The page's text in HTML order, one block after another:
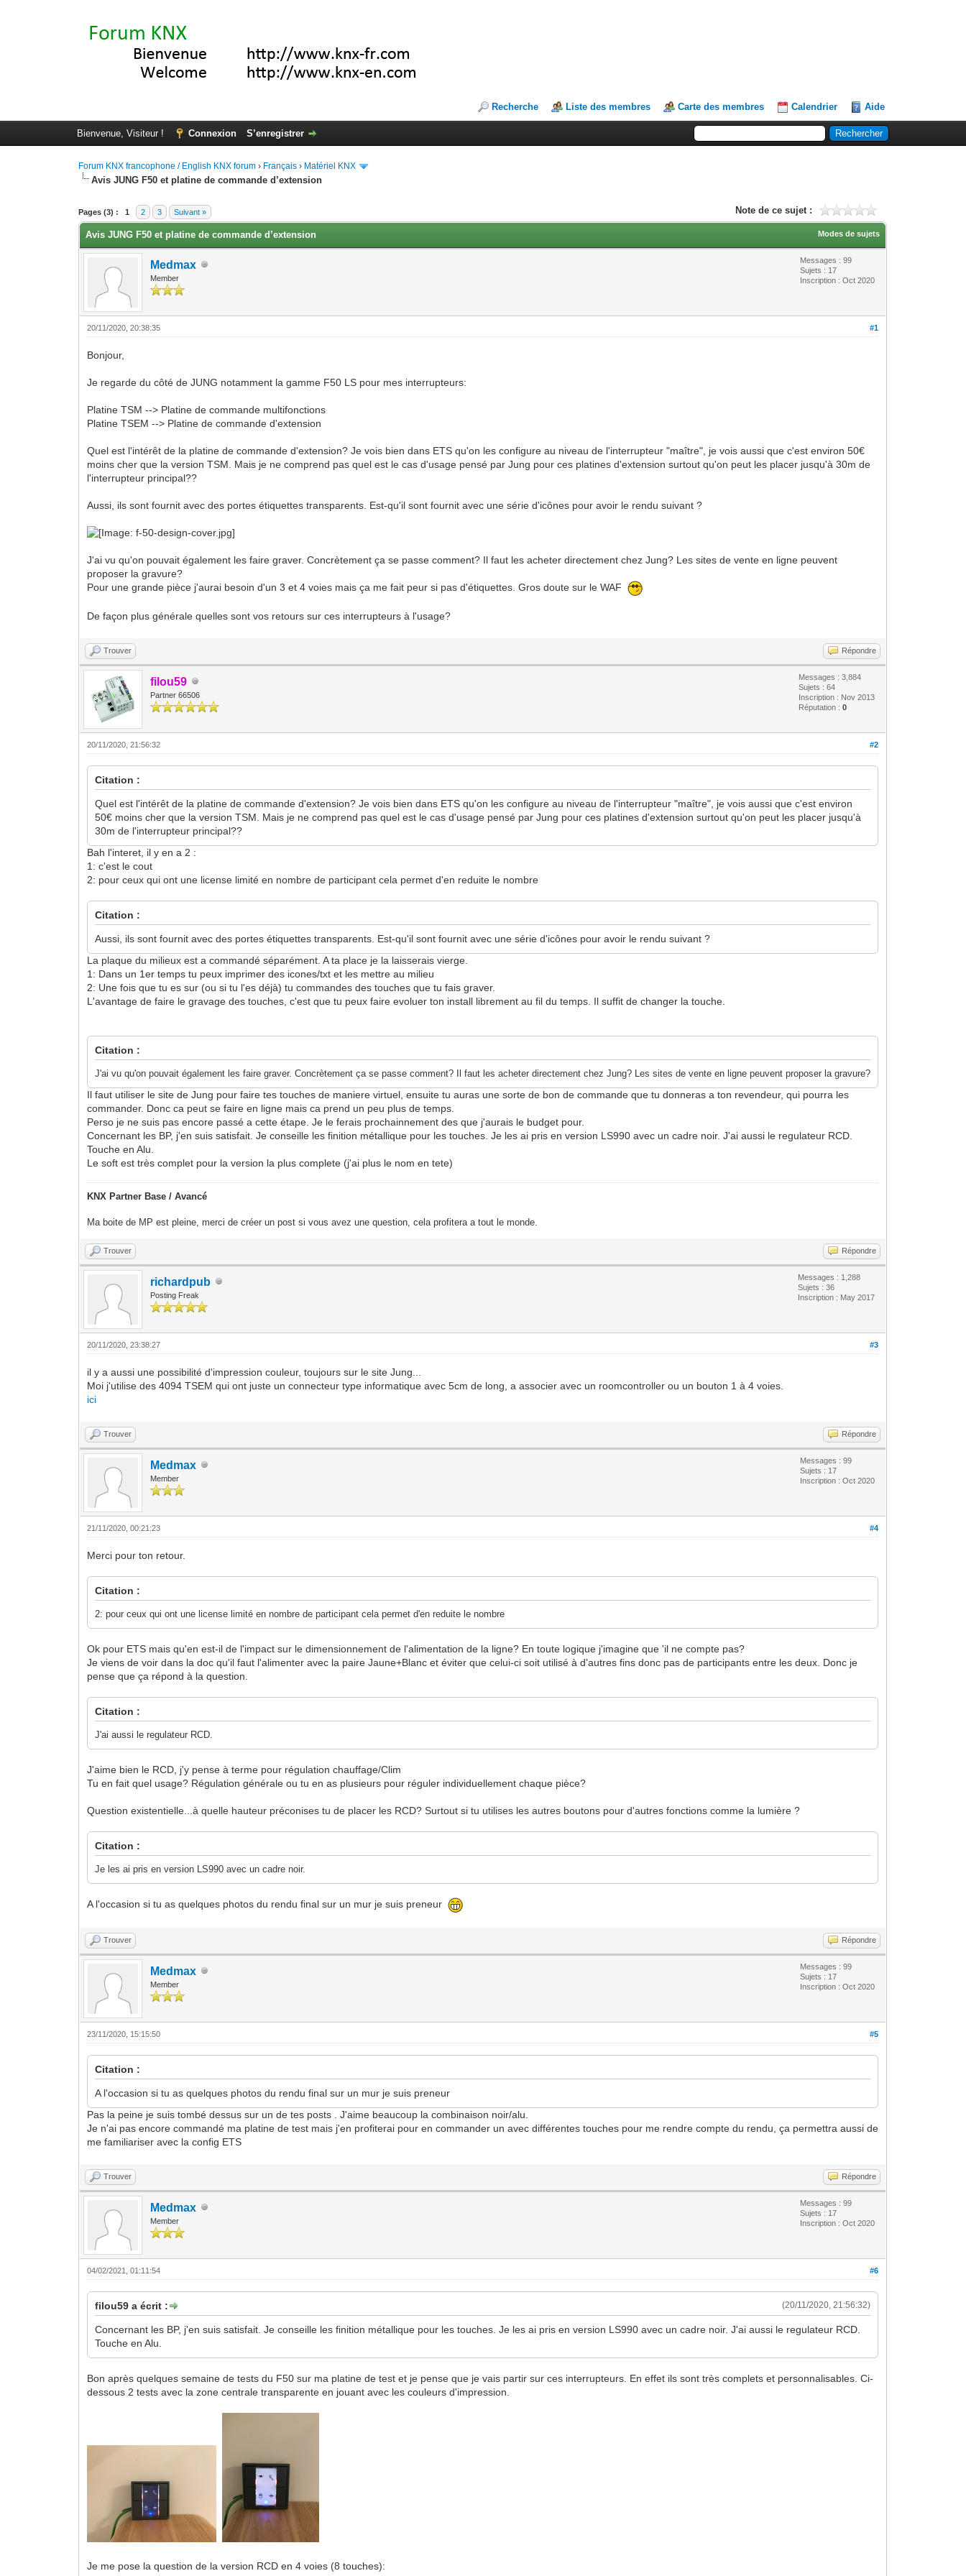
Recherche Liste des membres Carte des membres Calendrier Aide
Bienvenue, Visiteur ! Connexion S’enregistrer
Forum KNX francophone / English KNX forum › Français › Matériel KNX
Avis JUNG F50 et platine de commande d’extension
Pages (3) : 1 2 3 Suivant » Note de ce sujet :
Moyenne : 0 (0 vote(s))
1
2
3
4
5
Modes de sujets
Avis JUNG F50 et platine de commande d’extension
Medmax
Member
Messages : 99
Sujets : 17
Inscription : Oct 2020
#1
20/11/2020, 20:38:35
Bonjour,
Je regarde du côté de JUNG notamment la gamme F50 LS pour mes interrupteurs:
Platine TSM --> Platine de commande multifonctions
Platine TSEM --> Platine de commande d'extension
Quel est l'intérêt de la platine de commande d'extension? Je vois bien dans ETS qu'on les configure au niveau de l'interrupteur "maître", je vois aussi que c'est environ 50€
moins cher que la version TSM. Mais je ne comprend pas quel est le cas d'usage pensé par Jung pour ces platines d'extension surtout qu'on peut les placer jusqu'à 30m de
l'interrupteur principal??
Aussi, ils sont fournit avec des portes étiquettes transparents. Est-qu'il sont fournit avec une série d'icônes pour avoir le rendu suivant ?
J'ai vu qu'on pouvait également les faire graver. Concrètement ça se passe comment? Il faut les acheter directement chez Jung? Les sites de vente en ligne peuvent
proposer la gravure?
Pour une grande pièce j'aurai besoin d'un 3 et 4 voies mais ça me fait peur si pas d'étiquettes. Gros doute sur le WAF
De façon plus générale quelles sont vos retours sur ces interrupteurs à l'usage?
Trouver Répondre
filou59
Partner 66506
Messages : 3,884
Sujets : 64
Inscription : Nov 2013
Réputation :0
#2
20/11/2020, 21:56:32
Citation :
Quel est l'intérêt de la platine de commande d'extension? Je vois bien dans ETS qu'on les configure au niveau de l'interrupteur "maître", je vois aussi que c'est environ
50€ moins cher que la version TSM. Mais je ne comprend pas quel est le cas d'usage pensé par Jung pour ces platines d'extension surtout qu'on peut les placer jusqu'à
30m de l'interrupteur principal??
Bah l'interet, il y en a 2 :
1: c'est le cout
2: pour ceux qui ont une license limité en nombre de participant cela permet d'en reduite le nombre
Citation :
Aussi, ils sont fournit avec des portes étiquettes transparents. Est-qu'il sont fournit avec une série d'icônes pour avoir le rendu suivant ?
La plaque du milieux est a commandé séparément. A ta place je la laisserais vierge.
1: Dans un 1er temps tu peux imprimer des icones/txt et les mettre au milieu
2: Une fois que tu es sur (ou si tu l'es déjà) tu commandes des touches que tu fais graver.
L'avantage de faire le gravage des touches, c'est que tu peux faire evoluer ton install librement au fil du temps. Il suffit de changer la touche.
Citation :
J'ai vu qu'on pouvait également les faire graver. Concrètement ça se passe comment? Il faut les acheter directement chez Jung? Les sites de vente en ligne peuvent proposer la gravure?
Il faut utiliser le site de Jung pour faire tes touches de maniere virtuel, ensuite tu auras une sorte de bon de commande que tu donneras a ton revendeur, qui pourra les
commander. Donc ca peut se faire en ligne mais ca prend un peu plus de temps.
Perso je ne suis pas encore passé a cette étape. Je le ferais prochainnement des que j'aurais le budget pour.
Concernant les BP, j'en suis satisfait. Je conseille les finition métallique pour les touches. Je les ai pris en version LS990 avec un cadre noir. J'ai aussi le regulateur RCD.
Touche en Alu.
Le soft est très complet pour la version la plus complete (j'ai plus le nom en tete)
KNX Partner Base / Avancé
Ma boite de MP est pleine, merci de créer un post si vous avez une question, cela profitera a tout le monde.
Trouver Répondre
richardpub
Posting Freak
Messages : 1,288
Sujets : 36
Inscription : May 2017
#3
20/11/2020, 23:38:27
il y a aussi une possibilité d'impression couleur, toujours sur le site Jung...
Moi j'utilise des 4094 TSEM qui ont juste un connecteur type informatique avec 5cm de long, a associer avec un roomcontroller ou un bouton 1 à 4 voies.
ici
Trouver Répondre
Medmax
Member
Messages : 99
Sujets : 17
Inscription : Oct 2020
#4
21/11/2020, 00:21:23
Merci pour ton retour.
Citation :
2: pour ceux qui ont une license limité en nombre de participant cela permet d'en reduite le nombre
Ok pour ETS mais qu'en est-il de l'impact sur le dimensionnement de l'alimentation de la ligne? En toute logique j'imagine que 'il ne compte pas?
Je viens de voir dans la doc qu'il faut l'alimenter avec la paire Jaune+Blanc et éviter que celui-ci soit utilisé à d'autres fins donc pas de participants entre les deux. Donc je
pense que ça répond à la question.
Citation :
J'ai aussi le regulateur RCD.
J'aime bien le RCD, j'y pense à terme pour régulation chauffage/Clim
Tu en fait quel usage? Régulation générale ou tu en as plusieurs pour réguler individuellement chaque pièce?
Question existentielle...à quelle hauteur préconises tu de placer les RCD? Surtout si tu utilises les autres boutons pour d'autres fonctions comme la lumière ?
Citation :
Je les ai pris en version LS990 avec un cadre noir.
A l'occasion si tu as quelques photos du rendu final sur un mur je suis preneur
Trouver Répondre
Medmax
Member
Messages : 99
Sujets : 17
Inscription : Oct 2020
#5
23/11/2020, 15:15:50
Citation :
A l'occasion si tu as quelques photos du rendu final sur un mur je suis preneur
Pas la peine je suis tombé dessus sur un de tes posts . J'aime beaucoup la combinaison noir/alu.
Je n'ai pas encore commandé ma platine de test mais j'en profiterai pour en commander un avec différentes touches pour me rendre compte du rendu, ça permettra aussi de
me familiariser avec la config ETS
Trouver Répondre
Medmax
Member
Messages : 99
Sujets : 17
Inscription : Oct 2020
#6
04/02/2021, 01:11:54
(20/11/2020, 21:56:32)
filou59 a écrit :
Concernant les BP, j'en suis satisfait. Je conseille les finition métallique pour les touches. Je les ai pris en version LS990 avec un cadre noir. J'ai aussi le regulateur RCD.
Touche en Alu.
Bon après quelques semaine de tests du F50 sur ma platine de test et je pense que je vais partir sur ces interrupteurs. En effet ils sont très complets et personnalisables. Ci-
dessous 2 tests avec la zone centrale transparente en jouant avec les couleurs d'impression.
Je me pose la question de la version RCD en 4 voies (8 touches):